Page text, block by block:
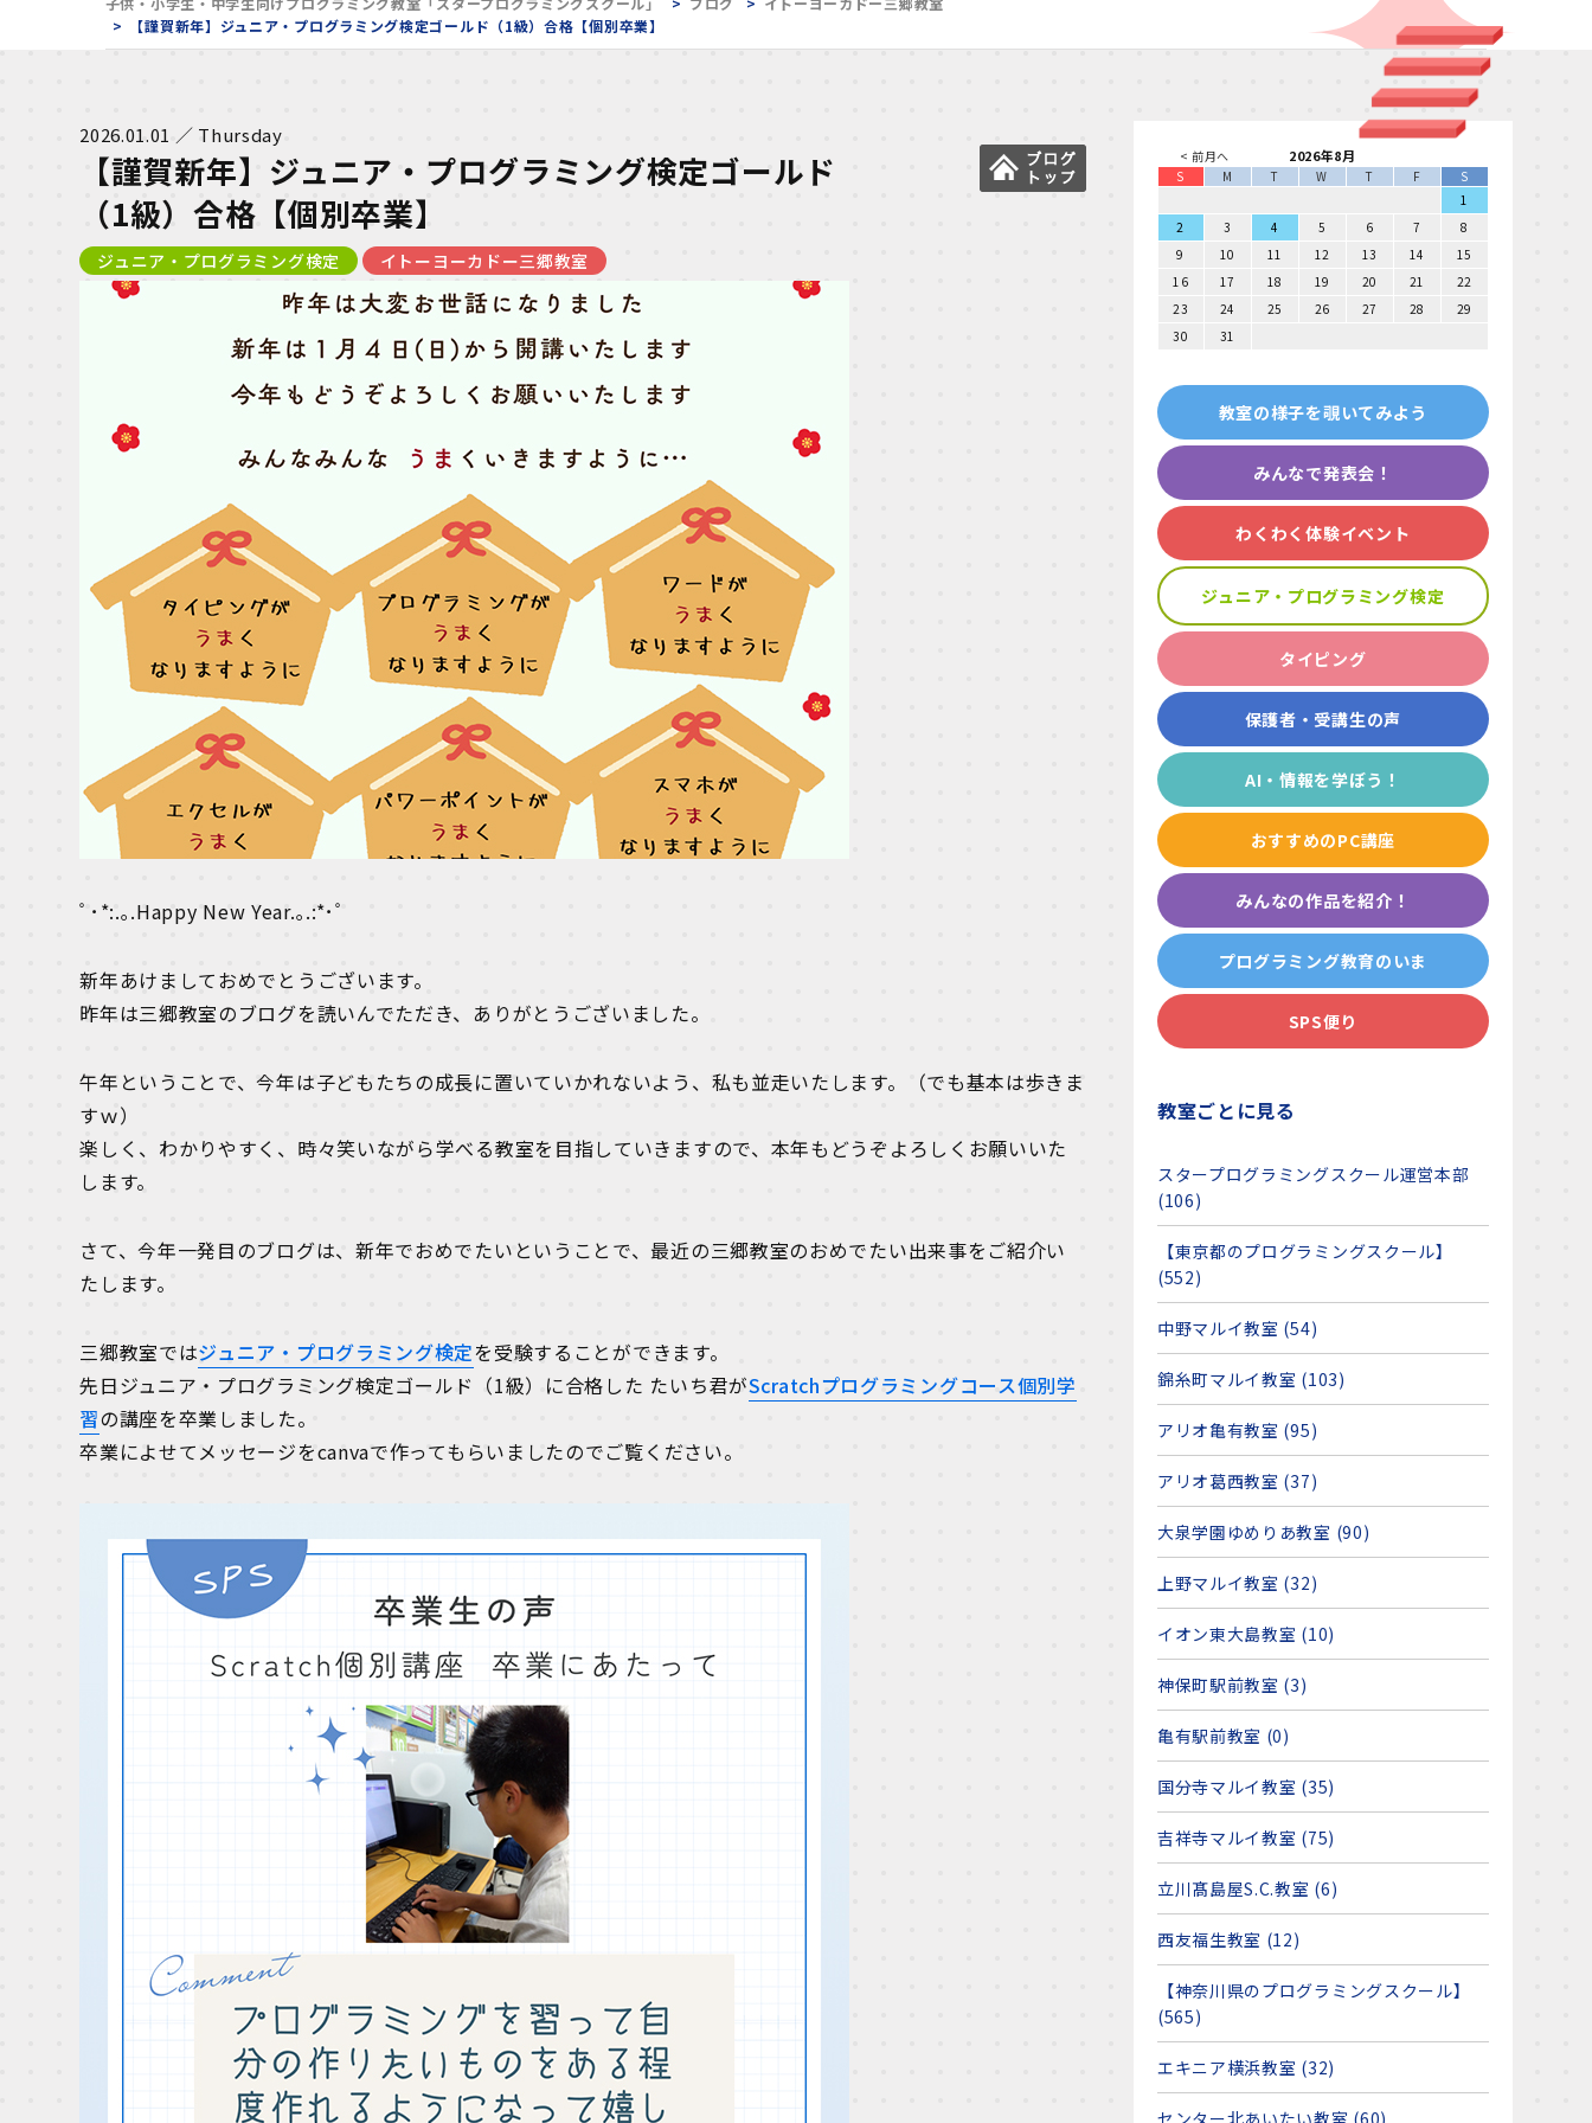
【謹賀新年】ジュニア・プログラミング検定ゴールド（1級）合格【個別卒業】
2026.01.01 ／ Thursday
【謹賀新年】ジュニア・プログラミング検定ゴールド
（1級）合格【個別卒業】
ジュニア・プログラミング検定 イトーヨーカドー三郷教室
ﾟ･*:.｡.Happy New Year.｡.:*･ﾟ
新年あけましておめでとうございます。
昨年は三郷教室のブログを読いんでただき、ありがとうございました。
午年ということで、今年は子どもたちの成長に置いていかれないよう、私も並走いたします。（でも基本は歩きま
すｗ）
楽しく、わかりやすく、時々笑いながら学べる教室を目指していきますので、本年もどうぞよろしくお願いいた
します。
さて、今年一発目のブログは、新年でおめでたいということで、最近の三郷教室のおめでたい出来事をご紹介い
たします。
三郷教室ではジュニア・プログラミング検定を受験することができます。
先日ジュニア・プログラミング検定ゴールド（1級）に合格した たいち君がScratchプログラミングコース個別学
習の講座を卒業しました。
卒業によせてメッセージをcanvaで作ってもらいましたのでご覧ください。
< 前月へ 2026年8月
S M T W T F
S
1
2
3 4 5 6 7
8
9
10 11 12 13 14
15
16
17 18 19 20 21
22
23
24 25 26 27 28
29
30
31
教室の様子を覗いてみよう
みんなで発表会！
わくわく体験イベント
ジュニア・プログラミング検定
タイピング
保護者・受講生の声
AI・情報を学ぼう！
おすすめのPC講座
みんなの作品を紹介！
プログラミング教育のいま
SPS便り
教室ごとに見る
スタープログラミングスクール運営本部
(106)
【東京都のプログラミングスクール】
(552)
中野マルイ教室 (54)
錦糸町マルイ教室 (103)
アリオ亀有教室 (95)
アリオ葛西教室 (37)
大泉学園ゆめりあ教室 (90)
上野マルイ教室 (32)
イオン東大島教室 (10)
神保町駅前教室 (3)
亀有駅前教室 (0)
国分寺マルイ教室 (35)
吉祥寺マルイ教室 (75)
立川髙島屋S.C.教室 (6)
西友福生教室 (12)
【神奈川県のプログラミングスクール】
(565)
エキニア横浜教室 (32)
センター北あいたい教室 (60)